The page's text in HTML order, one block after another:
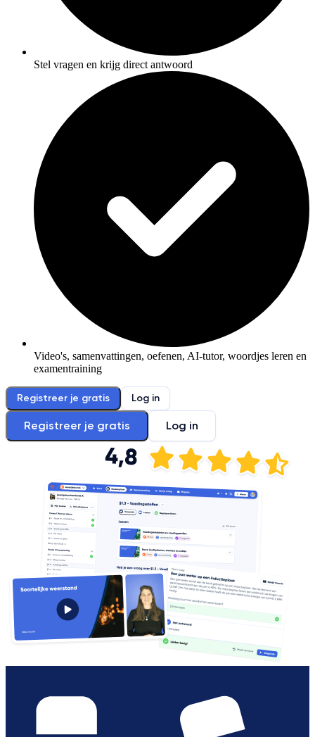
Stel vragen en krijg direct antwoord
Video's, samenvattingen, oefenen, AI-tutor, woordjes leren en
examentraining
Registreer je gratis Log in
Registreer je gratis Log in